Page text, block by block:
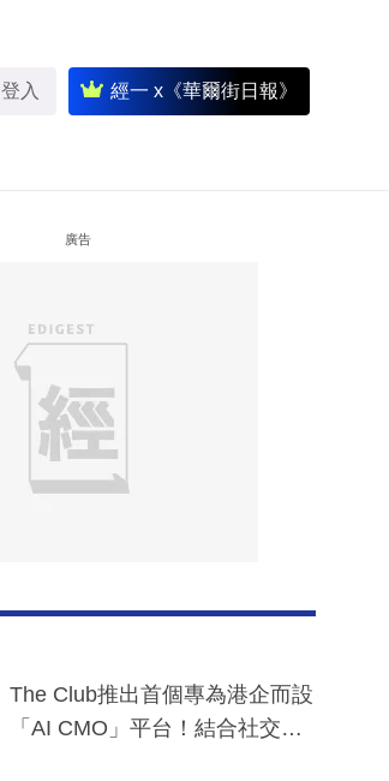
登入 經一 x《華爾街日報》
廣告
The Club推出首個專為港企而設
「AI CMO」平台！結合社交聆